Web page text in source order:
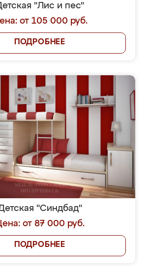
"Лис и пес"
от 105 000 руб.
ПОДРОБНЕЕ
"Синдбад"
от 87 000 руб.
ПОДРОБНЕЕ